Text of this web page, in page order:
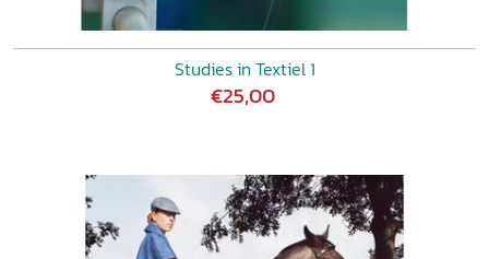
Studies in Textiel 1
€25,00